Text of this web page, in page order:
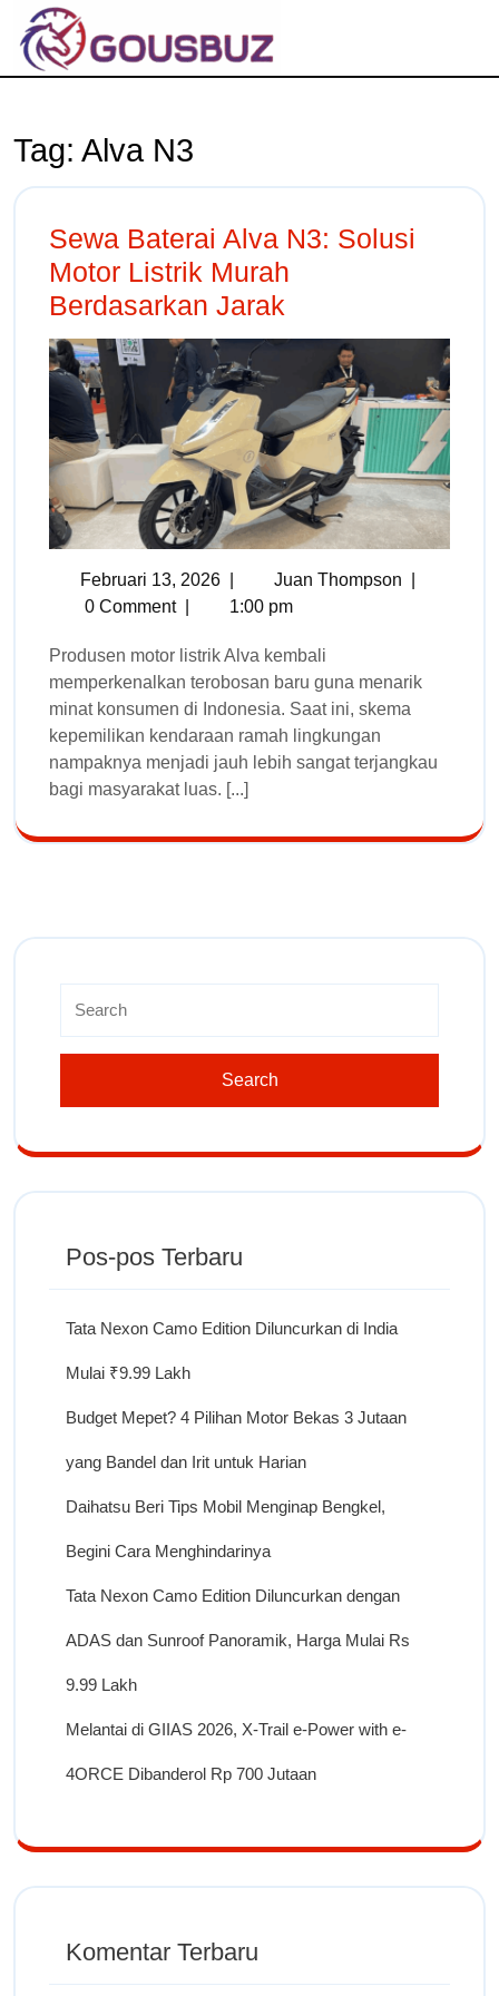
Tag: Alva N3
Sewa Baterai Alva N3: Solusi
Motor Listrik Murah
Berdasarkan Jarak
Februari 13, 2026 Juan Thompson
0 Comment
1:00 pm
Produsen motor listrik Alva kembali
memperkenalkan terobosan baru guna menarik
minat konsumen di Indonesia. Saat ini, skema
kepemilikan kendaraan ramah lingkungan
nampaknya menjadi jauh lebih sangat terjangkau
bagi masyarakat luas. [...]
Pos-pos Terbaru
Tata Nexon Camo Edition Diluncurkan di India
Mulai ₹9.99 Lakh
Budget Mepet? 4 Pilihan Motor Bekas 3 Jutaan
yang Bandel dan Irit untuk Harian
Daihatsu Beri Tips Mobil Menginap Bengkel,
Begini Cara Menghindarinya
Tata Nexon Camo Edition Diluncurkan dengan
ADAS dan Sunroof Panoramik, Harga Mulai Rs
9.99 Lakh
Melantai di GIIAS 2026, X-Trail e-Power with e-
4ORCE Dibanderol Rp 700 Jutaan
Komentar Terbaru